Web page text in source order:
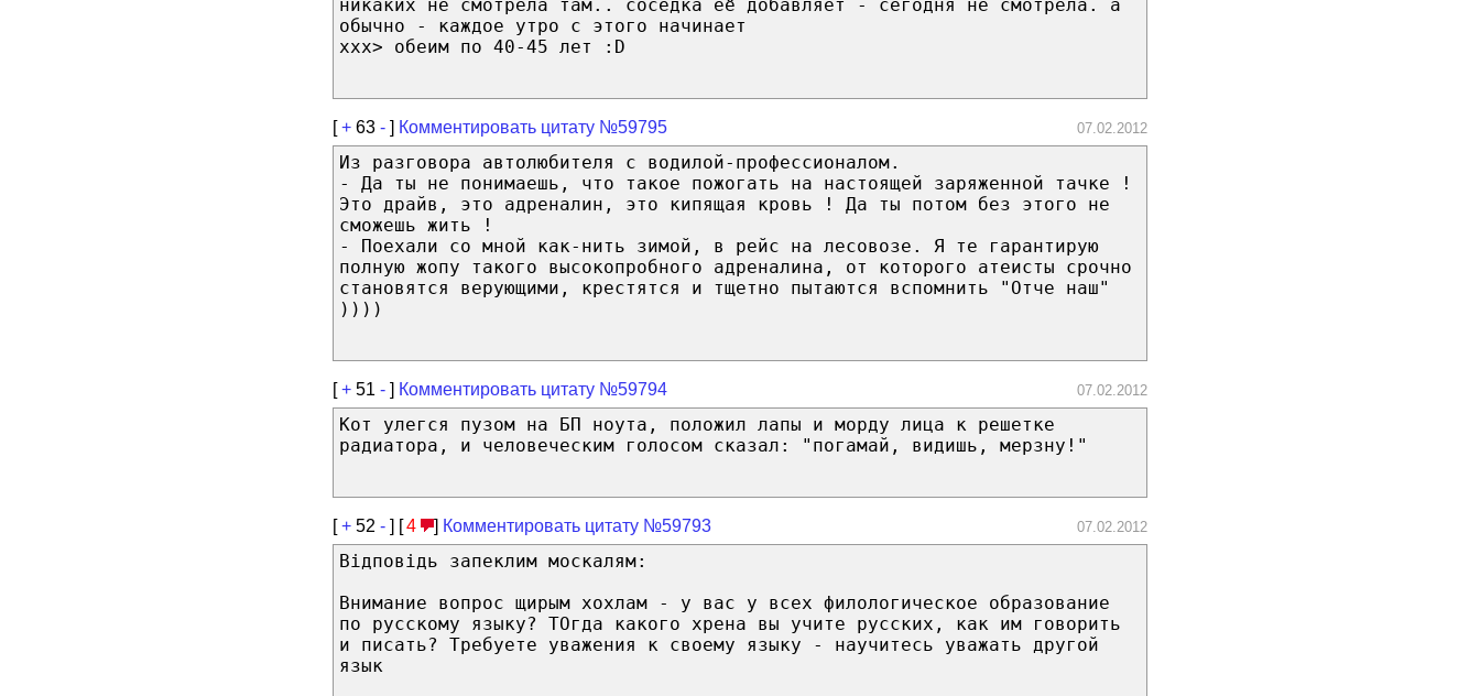
никаких не смотрела там.. соседка её добавляет - сегодня не смотрела. а
обычно - каждое утро с этого начинает
xxx> обеим по 40-45 лет :D
[+ 63 - ] Комментировать цитату №59795 07.02.2012
Из разговора автолюбителя с водилой-профессионалом.
- Да ты не понимаешь, что такое пожогать на настоящей заряженной тачке !
Это драйв, это адреналин, это кипящая кровь ! Да ты потом без этого не
сможешь жить !
- Поехали со мной как-нить зимой, в рейс на лесовозе. Я те гарантирую
полную жопу такого высокопробного адреналина, от которого атеисты срочно
становятся верующими, крестятся и тщетно пытаются вспомнить "Отче наш"
))))
[+ 51 - ] Комментировать цитату №59794 07.02.2012
Кот улегся пузом на БП ноута, положил лапы и морду лица к решетке
радиатора, и человеческим голосом сказал: "погамай, видишь, мерзну!"
[+ 52 - ] [4 ] Комментировать цитату №59793 07.02.2012
Відповідь запеклим москалям:
Внимание вопрос щирым хохлам - у вас у всех филологическое образование
по русскому языку? ТОгда какого хрена вы учите русских, как им говорить
и писать? Требуете уважения к своему языку - научитесь уважать другой
язык